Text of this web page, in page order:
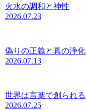
火水の調和と神性
2026.07.23
偽りの正義と真の浄化
2026.07.13
世界は言葉で創られる
2026.07.25